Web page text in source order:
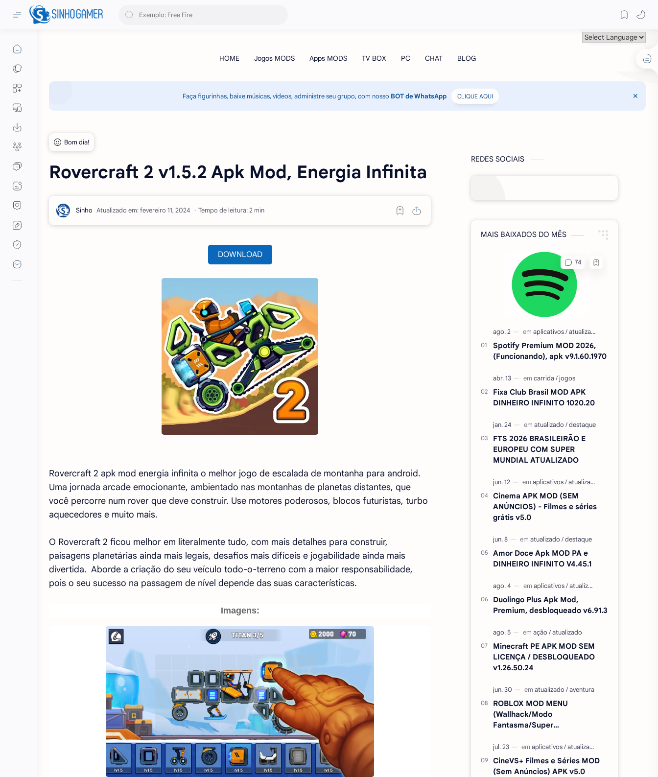
Faça figurinhas, baixe músicas, vídeos, administre seu grupo, com nosso BOT de WhatsApp CLIQUE AQUI
Rovercraft 2 v1.5.2 Apk Mod, Energia Infinita
Atualizado em: Tempo de leitura: 2 min
DOWNLOAD
Rovercraft 2 apk mod energia infinita o melhor jogo de escalada de montanha para android.
Uma jornada arcade emocionante, ambientado nas montanhas de planetas distantes, que
você percorre num rover que deve construir. Use motores poderosos, blocos futuristas, turbo
aquecedores e muito mais.
O Rovercraft 2 ficou melhor em literalmente tudo, com mais detalhes para construir,
paisagens planetárias ainda mais legais, desafios mais difíceis e jogabilidade ainda mais
divertida. Aborde a criação do seu veículo todo-o-terreno com a maior responsabilidade,
pois o seu sucesso na passagem de nível depende das suas características.
Imagens:
REDES SOCIAIS
MAIS BAIXADOS DO MÊS
Spotify Premium MOD 2026,
(Funcionando), apk v9.1.60.1970
Fixa Club Brasil MOD APK
DINHEIRO INFINITO 1020.20
FTS 2026 BRASILEIRÃO E
EUROPEU COM SUPER
MUNDIAL ATUALIZADO
Cinema APK MOD (SEM
ANÚNCIOS) - Filmes e séries
grátis v5.0
Amor Doce Apk MOD PA e
DINHEIRO INFINITO V4.45.1
Duolingo Plus Apk Mod,
Premium, desbloqueado v6.91.3
Minecraft PE APK MOD SEM
LICENÇA / DESBLOQUEADO
v1.26.50.24
ROBLOX MOD MENU
(Wallhack/Modo
Fantasma/Super
CineVS+ Filmes e Séries MOD
(Sem Anúncios) APK v5.0